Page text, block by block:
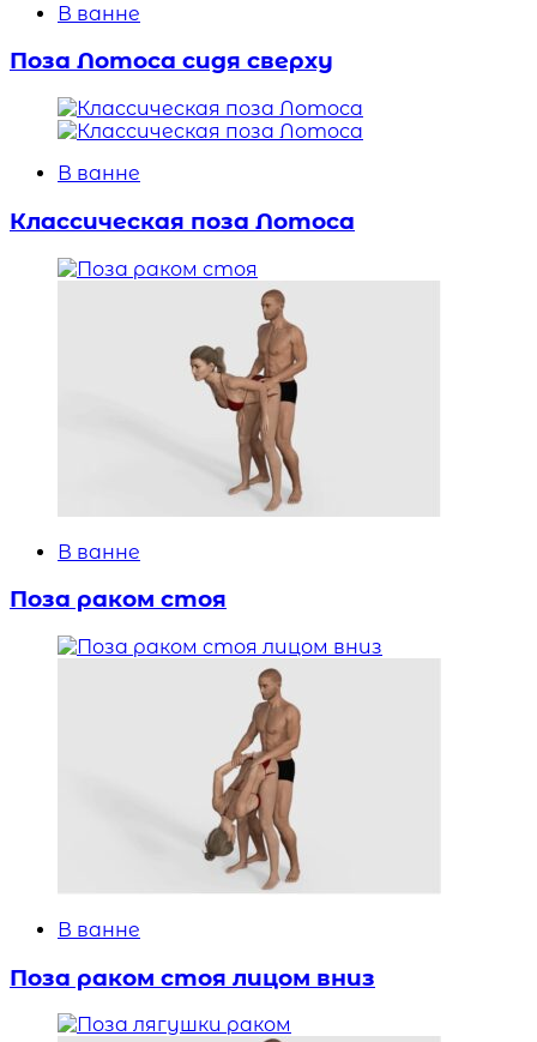
В ванне
Поза Лотоса сидя сверху
В ванне
Классическая поза Лотоса
В ванне
Поза раком стоя
В ванне
Поза раком стоя лицом вниз